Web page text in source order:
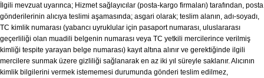
İlgili mevzuat uyarınca; Hizmet sağlayıcılar (posta-kargo firmaları) tarafından, posta
gönderilerinin alıcıya teslimi aşamasında; asgari olarak; teslim alanın, adı-soyadı,
TC kimlik numarası (yabancı uyruklular için pasaport numarası, uluslararası
geçerliliği olan muadili belgenin numarası veya TC yetkili mercilerince verilmiş
kimliği tespite yarayan belge numarası) kayıt altına alınır ve gerektiğinde ilgili
mercilere sunmak üzere gizliliği sağlanarak en az iki yıl süreyle saklanır. Alıcının
kimlik bilgilerini vermek istememesi durumunda gönderi teslim edilmez,